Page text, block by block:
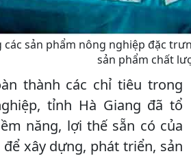
các sản phẩm nông nghiệp đặc
sản phẩm chất
thành các chỉ tiêu trong
tỉnh Hà Giang đã tổ
năng, lợi thế sẵn có của
xây dựng, phát triển, sản